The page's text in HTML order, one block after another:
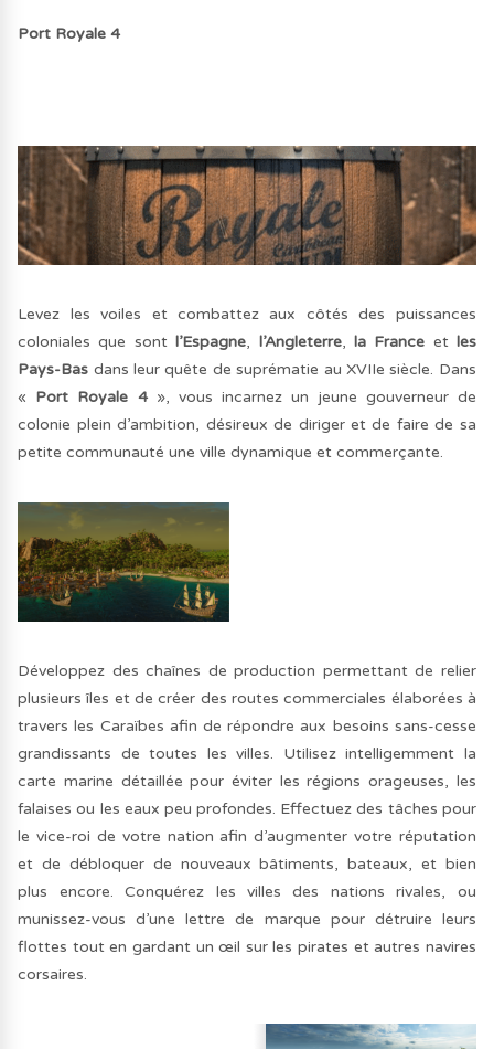
Port Royale 4
Levez les voiles et combattez aux côtés des puissances
coloniales que sontl’Espagne, l’Angleterre, la France et les
Pays-Bas dans leur quête de suprématie au XVIIe siècle. Dans
« Port Royale 4», vous incarnez un jeune gouverneur de
colonie plein d’ambition, désireux de diriger et de faire de sa
petite communauté une ville dynamique et commerçante.
Développez des chaînes de production permettant de relier
plusieurs îles et de créer des routes commerciales élaborées à
travers les Caraïbes afin de répondre aux besoins sans-cesse
grandissants de toutes les villes. Utilisez intelligemment la
carte marine détaillée pour éviter les régions orageuses, les
falaises ou les eaux peu profondes. Effectuez des tâches pour
le vice-roi de votre nation afin d’augmenter votre réputation
et de débloquer de nouveaux bâtiments, bateaux, et bien
plus encore. Conquérez les villes des nations rivales, ou
munissez-vous d’une lettre de marque pour détruire leurs
flottes tout en gardant un œil sur les pirates et autres navires
corsaires.